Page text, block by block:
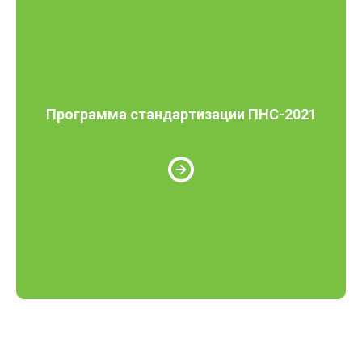
Программа стандартизации ПНС-2021